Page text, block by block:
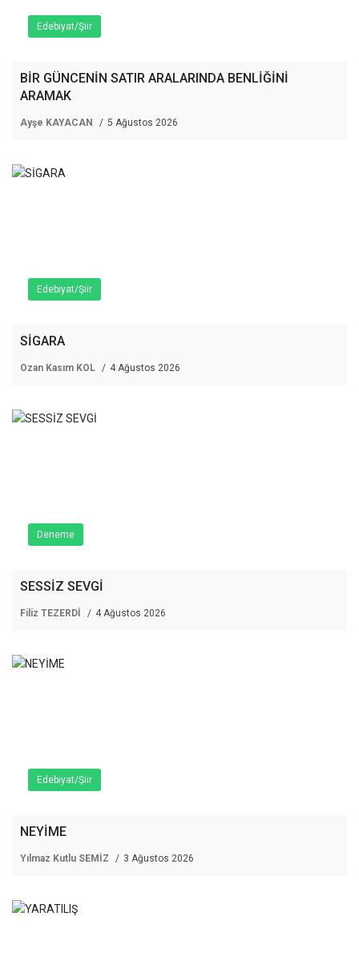
Edebiyat/Şiir
BİR GÜNCENİN SATIR ARALARINDA BENLİĞİNİ
ARAMAK
Ayşe KAYACAN 5 Ağustos 2026
Edebiyat/Şiir
SİGARA
Ozan Kasım KOL 4 Ağustos 2026
Deneme
SESSİZ SEVGİ
Filiz TEZERDİ 4 Ağustos 2026
Edebiyat/Şiir
NEYİME
Yılmaz Kutlu SEMİZ 3 Ağustos 2026